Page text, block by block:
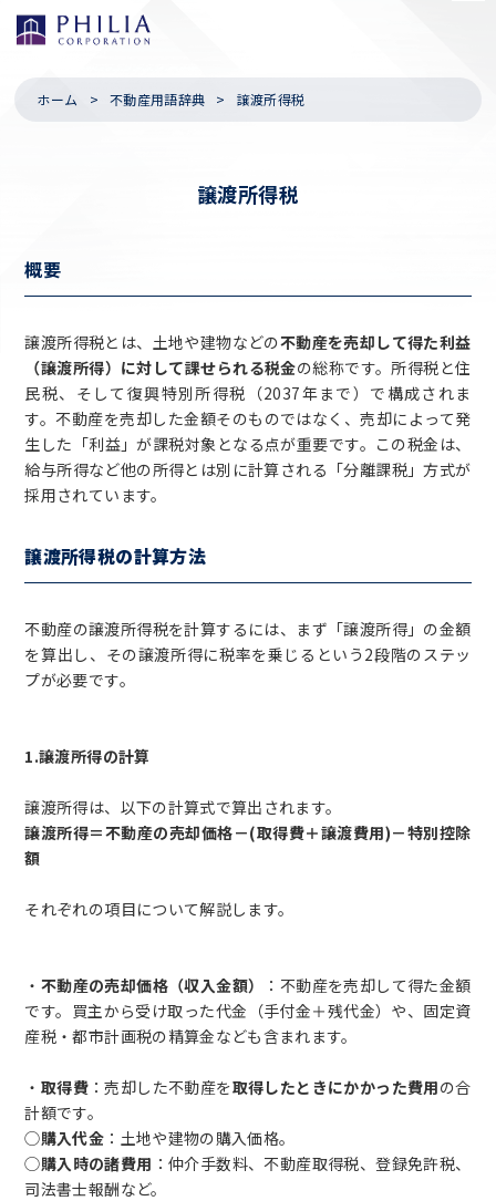
ホーム 不動産用語辞典 譲渡所得税
譲渡所得税
概要
譲渡所得税とは、土地や建物などの不動産を売却して得た利益
（譲渡所得）に対して課せられる税金の総称です。所得税と住
民税、そして復興特別所得税（2037年まで）で構成されま
す。不動産を売却した金額そのものではなく、売却によって発
生した「利益」が課税対象となる点が重要です。この税金は、
給与所得など他の所得とは別に計算される「分離課税」方式が
採用されています。
譲渡所得税の計算方法
不動産の譲渡所得税を計算するには、まず「譲渡所得」の金額
を算出し、その譲渡所得に税率を乗じるという2段階のステッ
プが必要です。
1.譲渡所得の計算
譲渡所得は、以下の計算式で算出されます。
譲渡所得＝不動産の売却価格－(取得費＋譲渡費用)－特別控除
額
それぞれの項目について解説します。
・ 不動産の売却価格（収入金額）
：不動産を売却して得た金額
です。買主から受け取った代金（手付金＋残代金）や、固定資
産税・都市計画税の精算金なども含まれます。
・ 取得費 ：売却した不動産を取得したときにかかった費用の合
計額です。
◯購入代金 ：土地や建物の購入価格。
◯購入時の諸費用 ：仲介手数料、不動産取得税、登録免許税、
司法書士報酬など。